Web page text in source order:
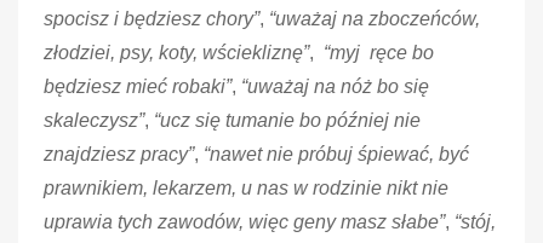
spocisz i będziesz chory”, “uważaj na zboczeńców,
złodziei, psy, koty, wściekliznę”, “myj ręce bo
będziesz mieć robaki”, “uważaj na nóż bo się
skaleczysz”, “ucz się tumanie bo później nie
znajdziesz pracy”, “nawet nie próbuj śpiewać, być
prawnikiem, lekarzem, u nas w rodzinie nikt nie
uprawia tych zawodów, więc geny masz słabe”, “stój,